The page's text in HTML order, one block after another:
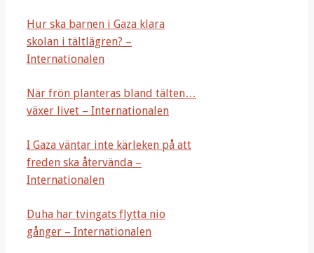
Hur ska barnen i Gaza klara
skolan i tältlägren? –
Internationalen
När frön planteras bland tälten…
växer livet – Internationalen
I Gaza väntar inte kärleken på att
freden ska återvända –
Internationalen
Duha har tvingats flytta nio
gånger – Internationalen